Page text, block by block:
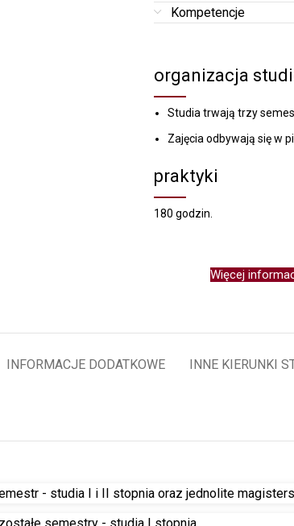
Kompetencje
organizacja
Studia trwają trzy
Zajęcia odbywają się w
praktyki
180 godzin.
Więcej
INFORMACJE DODATKOWE INNE KIERUNKI
- studia I i II stopnia oraz jednolite